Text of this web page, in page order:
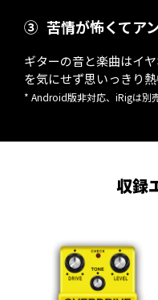
③ 苦情が怖くてア
ギターの音と楽曲はイ
を気にせず思いっきり熱
* Android版非対応、iRigは別
収録